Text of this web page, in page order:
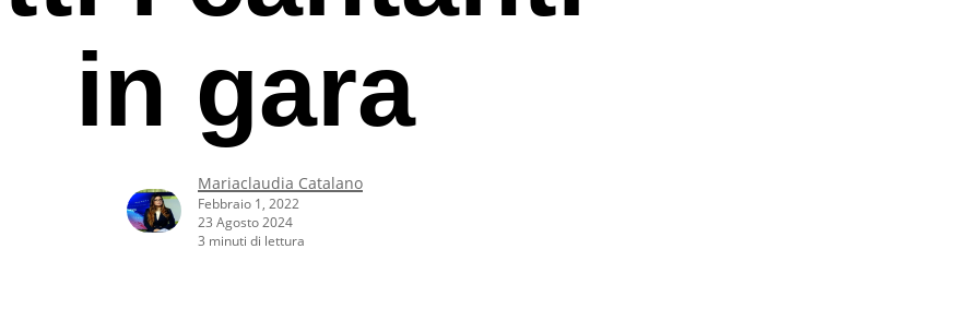
in gara
Mariaclaudia Catalano
Febbraio 1, 2022
23 Agosto 2024
3 minuti di lettura